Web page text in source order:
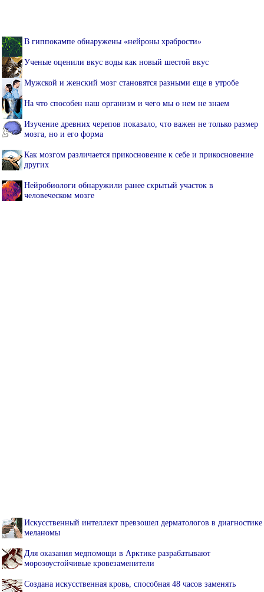
В гиппокампе обнаружены «нейроны храбрости»
Ученые оценили вкус воды как новый шестой вкус
Мужской и женский мозг становятся разными еще в утробе
На что способен наш организм и чего мы о нем не знаем
Изучение древних черепов показало, что важен не только размер
мозга, но и его форма
Как мозгом различается прикосновение к себе и прикосновение
других
Нейробиологи обнаружили ранее скрытый участок в
человеческом мозге
Искусственный интеллект превзошел дерматологов в диагностике
меланомы
Для оказания медпомощи в Арктике разрабатывают
морозоустойчивые кровезаменители
Создана искусственная кровь, способная 48 часов заменять